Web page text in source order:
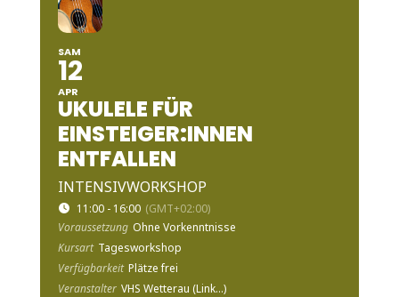
SAM
12
APR
UKULELE FÜR
EINSTEIGER:INNEN
ENTFALLEN
INTENSIVWORKSHOP
11:00 - 16:00 (GMT+02:00)
Voraussetzung Ohne Vorkenntnisse
Kursart Tagesworkshop
Verfügbarkeit Plätze frei
Veranstalter VHS Wetterau (Link...)